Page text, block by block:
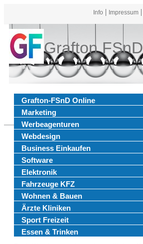
Info Impressum
Grafton FSnD
Grafton-FSnD Online
Marketing
Werbeagenturen
Webdesign
Business Einkaufen
Software
Elektronik
Fahrzeuge KFZ
Wohnen & Bauen
Ärzte Kliniken
Sport Freizeit
Essen & Trinken